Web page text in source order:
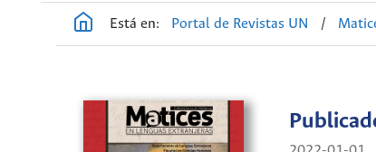
Está en: Portal de Revistas UN /